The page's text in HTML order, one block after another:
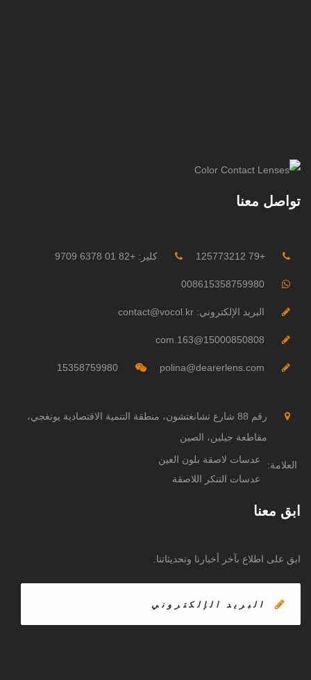
تواصل معنا
+79 125773212 كلير: +82 01 6378 9709
008615358759980
البريد الإلكتروني: contact@vocol.kr
15000850808@163.com
polina@dearerlens.com
15358759980
رقم 88 شارع تشانغتشون، منطقة التنمية الاقتصادية يونغجي،
مقاطعة جيلين، الصين
العلامة:
عدسات لاصقة بلون العين
عدسات التنكر اللاصقة
ابق معنا
ابق على اطلاع بآخر أخبارنا وتحديثاتنا.